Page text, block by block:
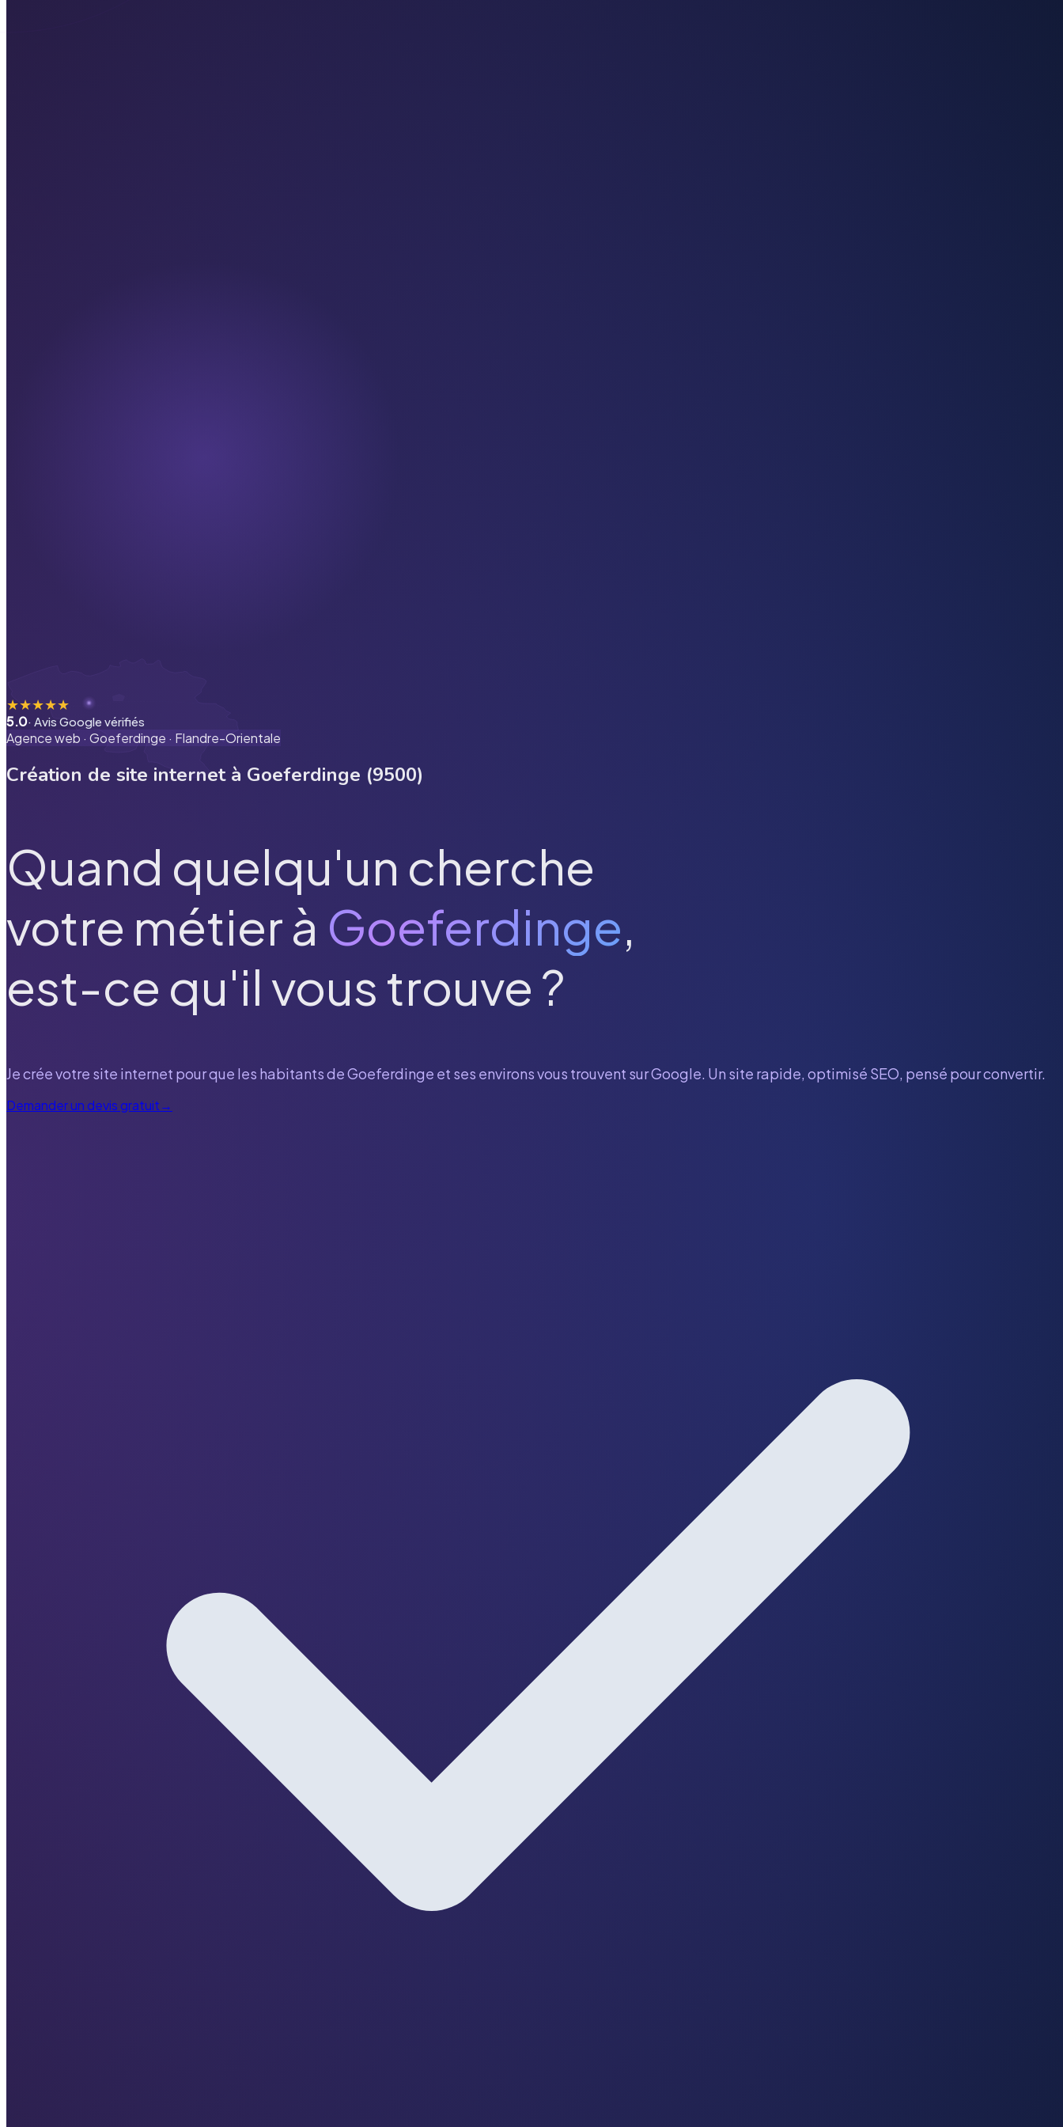
★★★★★
5.0· Avis Google vérifiés
Agence web · Goeferdinge · Flandre-Orientale
Création de site internet à Goeferdinge (9500)
Quand quelqu'un cherche
votre métier à Goeferdinge,
est-ce qu'il vous trouve ?
Je crée votre site internet pour que les habitants deGoeferdinge et ses environs vous trouvent sur Google. Un site rapide, optimisé SEO, pensé pour convertir.
Demander un devis gratuit→